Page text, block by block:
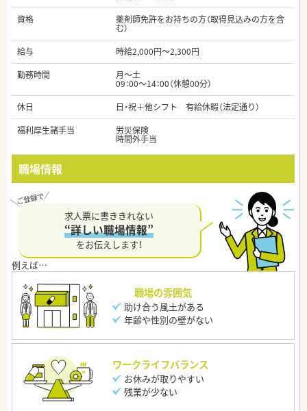
資格
薬剤師免許をお持ちの方（取得見込みの方を含
む）
給与
時給2,000円～2,300円
勤務時間
月～土
09：00～14：00（休憩00分）
休日
日・祝＋他シフト 有給休暇（法定通り）
福利厚生諸手当
労災保険
時間外手当
職場情報
求人票に書ききれない
“詳しい職場情報”
をお伝えします！
職場の雰囲気
助け合う風土がある
年齢や性別の壁がない
ワークライフバランス
お休みが取りやすい
残業が少ない